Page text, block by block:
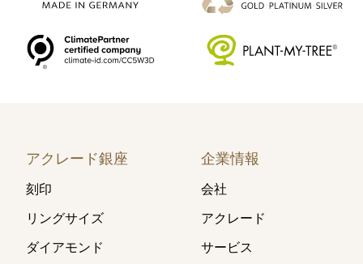
アクレード銀座
刻印
リングサイズ
ダイアモンド
企業情報
会社
アクレード
サービス